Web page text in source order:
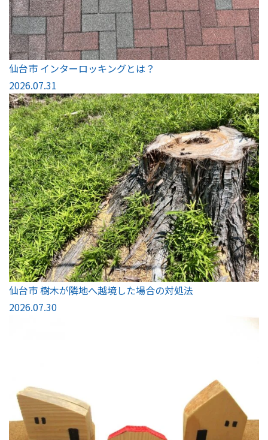
仙台市 インターロッキングとは？
2026.07.31
仙台市 樹木が隣地へ越境した場合の対処法
2026.07.30